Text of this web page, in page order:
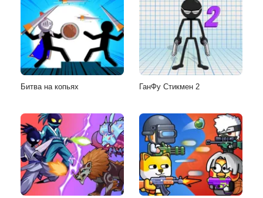
Битва на копьях ГанФу Стикмен 2